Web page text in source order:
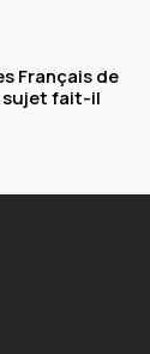
Français de
sujet fait-il